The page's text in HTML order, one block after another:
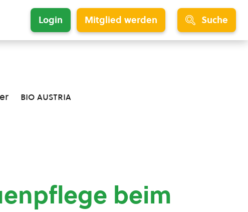
Login Mitglied werden Suche
bio austria
beim